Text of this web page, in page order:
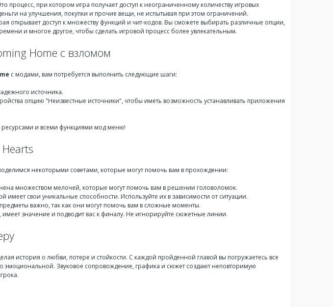
процесс, при котором игра получает доступ к неограниченному количеству игровых
на улучшения, покупки и прочие вещи, не испытывая при этом ограничений.
открывает доступ к множеству функций и чит-кодов. Вы сможете выбирать различные опции,
и многое другое, чтобы сделать игровой процесс более увлекательным.
Home с взломом
с модами, вам потребуется выполнить следующие шаги:
источника.
опцию "Неизвестные источники", чтобы иметь возможность устанавливать приложения
ресурсами и всеми функциями мод меню!
некоторыми советами, которые могут помочь вам в прохождении:
множеством мелочей, которые могут помочь вам в решении головоломок.
имеет свои уникальные способности. Используйте их в зависимости от ситуации.
важно, так как они могут помочь вам в сложные моменты.
имеет значение и подводит вас к финалу. Не игнорируйте сюжетные линии.
история о любви, потере и стойкости. С каждой пройденной главой вы погружаетесь все
эмоциональной. Звуковое сопровождение, графика и сюжет создают неповторимую